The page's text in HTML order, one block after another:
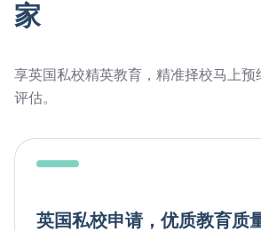
家
享英国私校精英教育，精准择校马上预
评估。
英国私校申请，优质教育质